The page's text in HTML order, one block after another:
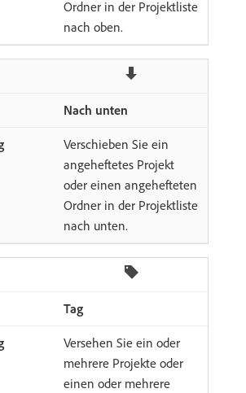
Ordner in der Projektliste
nach oben.
Nach unten
Verschieben Sie ein
angeheftetes Projekt
oder einen angehefteten
Ordner in der Projektliste
nach unten.
Tag
Versehen Sie ein oder
mehrere Projekte oder
einen oder mehrere